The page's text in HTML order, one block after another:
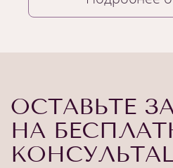
ОСТАВЬТЕ
НА